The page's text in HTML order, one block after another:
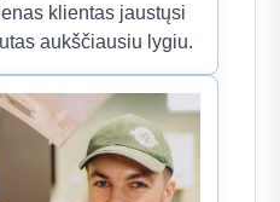
klientas jaustųsi
aukščiausiu lygiu.